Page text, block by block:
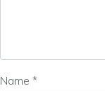
Name *